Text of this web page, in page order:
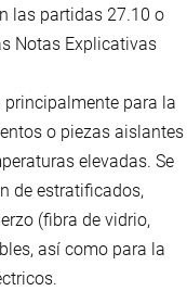
las partidas 27.10 o
Notas Explicativas
para la
o piezas aislantes
elevadas. Se
de estratificados,
(fibra de vidrio,
así como para la